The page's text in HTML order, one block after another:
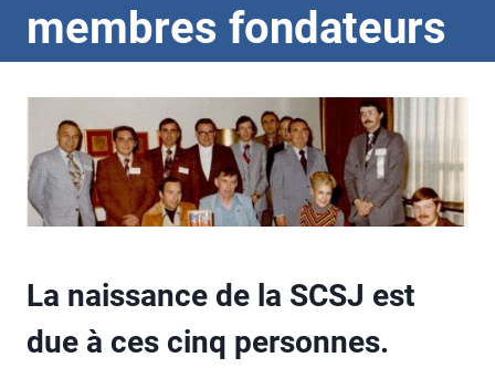
membres fondateurs
La naissance de la SCSJ est
due à ces cinq personnes.